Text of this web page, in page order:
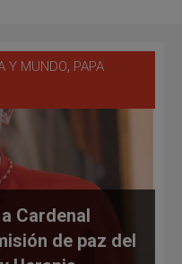
Y MUNDO, PAPA
Cardenal
de paz del